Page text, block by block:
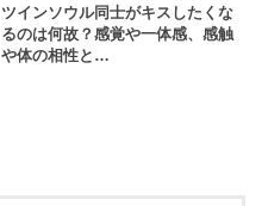
ツインソウル同士がキスしたくな
るのは何故？感覚や一体感、感触
や体の相性と…